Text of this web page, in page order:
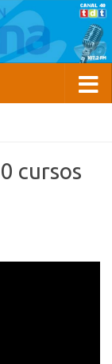
cursos